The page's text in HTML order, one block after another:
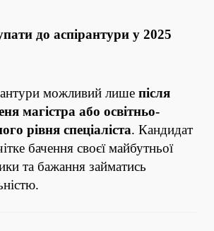
до аспірантури у 2025
можливий лише після
магістра або освітньо-
рівня спеціаліста. Кандидат
бачення своєї майбутньої
та бажання займатись